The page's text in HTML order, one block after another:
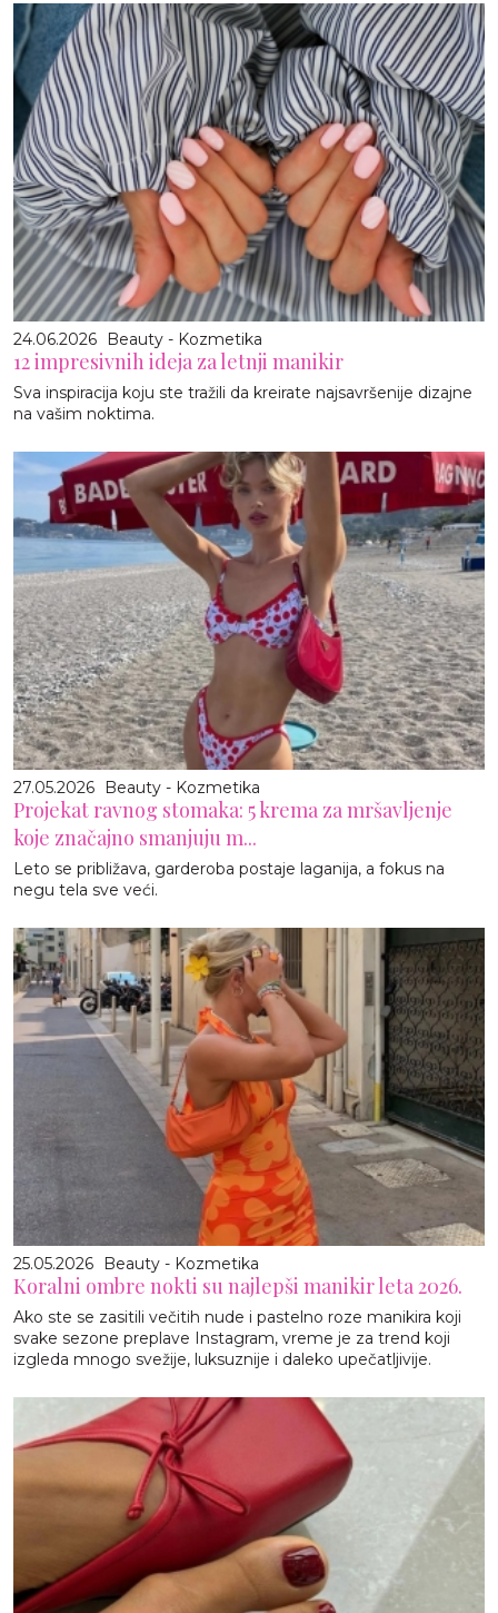
24.06.2026 Beauty - Kozmetika
12 impresivnih ideja za letnji manikir
Sva inspiracija koju ste tražili da kreirate najsavršenije dizajne
na vašim noktima.
27.05.2026 Beauty - Kozmetika
Projekat ravnog stomaka: 5 krema za mršavljenje
koje značajno smanjuju m...
Leto se približava, garderoba postaje laganija, a fokus na
negu tela sve veći.
25.05.2026 Beauty - Kozmetika
Koralni ombre nokti su najlepši manikir leta 2026.
Ako ste se zasitili večitih nude i pastelno roze manikira koji
svake sezone preplave Instagram, vreme je za trend koji
izgleda mnogo svežije, luksuznije i daleko upečatljivije.